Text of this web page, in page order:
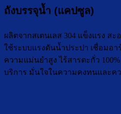
ถังบรรจุน้ำ (แคปซูล)
ผลิตจากสเตนเลส 304 แข็งแรง ส
ใช้ระบบแรงดันน้ำประปา เชื่อมอ
ความแม่นยำสูง ไร้สารตะกั่ว
บริการ มั่นใจในความคงทนและค